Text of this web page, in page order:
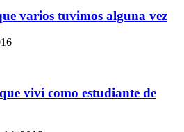
varios tuvimos alguna vez
viví como estudiante de